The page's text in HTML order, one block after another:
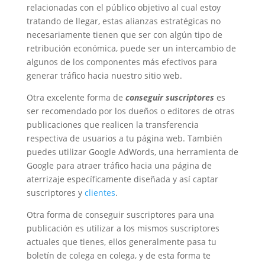
relacionadas con el público objetivo al cual estoy
tratando de llegar, estas alianzas estratégicas no
necesariamente tienen que ser con algún tipo de
retribución económica, puede ser un intercambio de
algunos de los componentes más efectivos para
generar tráfico hacia nuestro sitio web.
Otra excelente forma de conseguir suscriptores es
ser recomendado por los dueños o editores de otras
publicaciones que realicen la transferencia
respectiva de usuarios a tu página web. También
puedes utilizar Google AdWords, una herramienta de
Google para atraer tráfico hacia una página de
aterrizaje específicamente diseñada y así captar
suscriptores y clientes.
Otra forma de conseguir suscriptores para una
publicación es utilizar a los mismos suscriptores
actuales que tienes, ellos generalmente pasa tu
boletín de colega en colega, y de esta forma te